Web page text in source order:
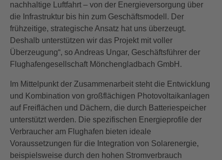
nachhaltige Luftfahrt – von der Energieversorgung über
die Infrastruktur bis hin zum Geschäftsmodell. Der
frühzeitige, strategische Ansatz hat uns überzeugt.
Deshalb unterstützen wir das Projekt mit voller
Überzeugung“, so Andreas Ungar, Geschäftsführer der
Flughafengesellschaft Mönchengladbach GmbH.
Im Mittelpunkt der Zusammenarbeit steht die Entwicklung
und Kombination von großflächigen Photovoltaikanlagen
auf Freiflächen und Dächern, die durch Batteriespeicher
unterstützt werden. Die spezifischen Energieprofile der
Verbraucher am Flughafen bieten ideale
Voraussetzungen für die Integration von Solarenergie,
beispielsweise durch den hohen Stromverbrauch